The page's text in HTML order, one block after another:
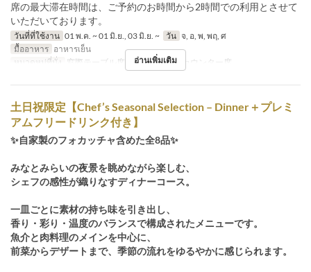
席の最大滞在時間は、ご予約のお時間から2時間での利用とさせて
いただいております。
วันที่ที่ใช้งาน 01 พ.ค. ~ 01 มิ.ย., 03 มิ.ย. ~ วัน จ, อ, พ, พฤ, ศ
มื้ออาหาร อาหารเย็น
หมวดหมู่ที่นั่ง
窓際テーブル席, メインホール, カウンター席
อ่านเพิ่มเติม
土日祝限定【Chef’s Seasonal Selection – Dinner＋プレミ
アムフリードリンク付き】
✨自家製のフォカッチャ含めた全8品✨
みなとみらいの夜景を眺めながら楽しむ、
シェフの感性が織りなすディナーコース。
一皿ごとに素材の持ち味を引き出し、
香り・彩り・温度のバランスで構成されたメニューです。
魚介と肉料理のメインを中心に、
前菜からデザートまで、季節の流れをゆるやかに感じられます。